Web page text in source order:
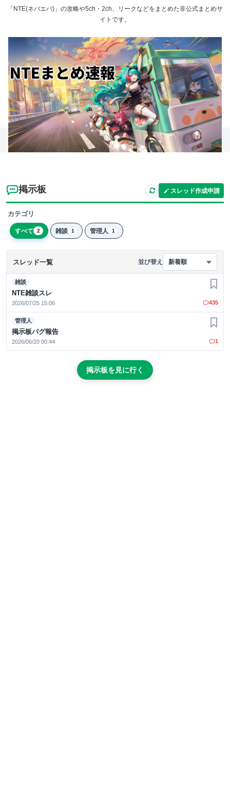
「NTE(ネバエバ)」の攻略や5ch・2ch、リークなどをまとめた非公式まとめサ
イトです。
掲示板 スレッド作成申請
カテゴリ
すべて 2 雑談 1 管理人 1
スレッド一覧 並び替え 新着順
雑談
NTE雑談スレ
2026/07/25 15:06
お気
435
管理人
掲示板バグ報告
2026/06/20 00:44
お気
1
掲示板を見に行く